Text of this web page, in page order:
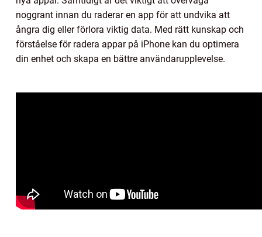
noggrant innan du raderar en app för att undvika att
ångra dig eller förlora viktig data. Med rätt kunskap och
förståelse för radera appar på iPhone kan du optimera
din enhet och skapa en bättre användarupplevelse.